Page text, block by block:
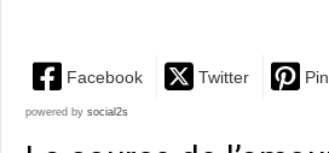
Facebook Twitter
powered by social2s